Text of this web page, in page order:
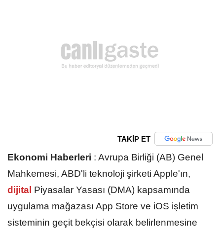
TAKİP ET
Ekonomi Haberleri : Avrupa Birliği (AB) Genel
Mahkemesi, ABD'li teknoloji şirketi Apple'ın,
dijital Piyasalar Yasası (DMA) kapsamında
uygulama mağazası App Store ve iOS işletim
sisteminin geçit bekçisi olarak belirlenmesine